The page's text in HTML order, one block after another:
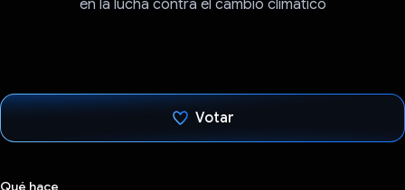
en la lucha contra el cambio climático
Votar
Qué hace